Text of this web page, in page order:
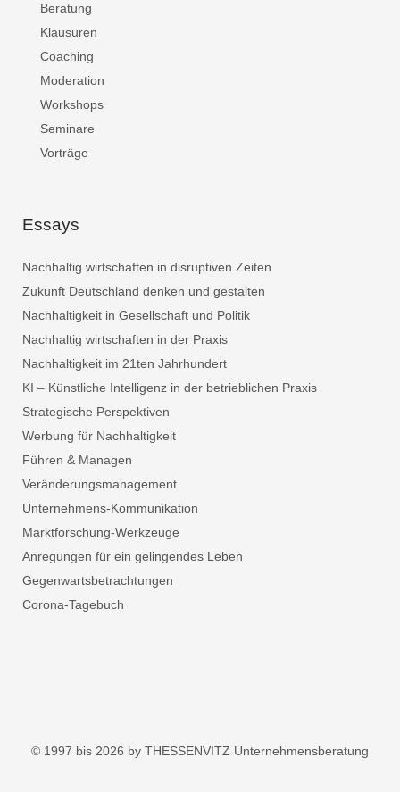
Beratung
Klausuren
Coaching
Moderation
Workshops
Seminare
Vorträge
Essays
Nachhaltig wirtschaften in disruptiven Zeiten
Zukunft Deutschland denken und gestalten
Nachhaltigkeit in Gesellschaft und Politik
Nachhaltig wirtschaften in der Praxis
Nachhaltigkeit im 21ten Jahrhundert
KI – Künstliche Intelligenz in der betrieblichen Praxis
Strategische Perspektiven
Werbung für Nachhaltigkeit
Führen & Managen
Veränderungsmanagement
Unternehmens-Kommunikation
Marktforschung-Werkzeuge
Anregungen für ein gelingendes Leben
Gegenwartsbetrachtungen
Corona-Tagebuch
© 1997 bis 2026 by THESSENVITZ Unternehmensberatung